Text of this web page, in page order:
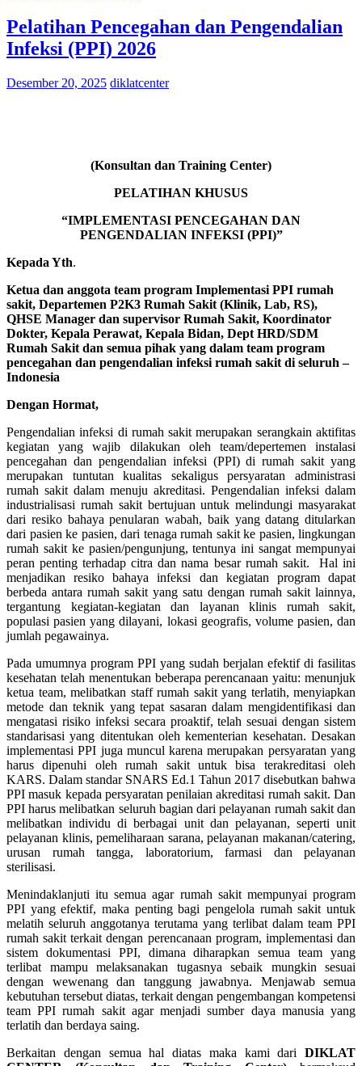
Pelatihan Pencegahan dan Pengendalian
Infeksi (PPI) 2026
Desember 20, 2025 diklatcenter
(Konsultan dan Training Center)
PELATIHAN KHUSUS
“IMPLEMENTASI PENCEGAHAN DAN
PENGENDALIAN INFEKSI (PPI)”
Kepada Yth.
Ketua dan anggota team program Implementasi PPI rumah
sakit, Departemen P2K3 Rumah Sakit (Klinik, Lab, RS),
QHSE Manager dan supervisor Rumah Sakit, Koordinator
Dokter, Kepala Perawat, Kepala Bidan, Dept HRD/SDM
Rumah Sakit dan semua pihak yang dalam team program
pencegahan dan pengendalian infeksi rumah sakit di seluruh –
Indonesia
Dengan Hormat,
Pengendalian infeksi di rumah sakit merupakan serangkain aktifitas
kegiatan yang wajib dilakukan oleh team/depertemen instalasi
pencegahan dan pengendalian infeksi (PPI) di rumah sakit yang
merupakan tuntutan kualitas sekaligus persyaratan administrasi
rumah sakit dalam menuju akreditasi. Pengendalian infeksi dalam
industrialisasi rumah sakit bertujuan untuk melindungi masyarakat
dari resiko bahaya penularan wabah, baik yang datang ditularkan
dari pasien ke pasien, dari tenaga rumah sakit ke pasien, lingkungan
rumah sakit ke pasien/pengunjung, tentunya ini sangat mempunyai
peran penting terhadap citra dan nama besar rumah sakit. Hal ini
menjadikan resiko bahaya infeksi dan kegiatan program dapat
berbeda antara rumah sakit yang satu dengan rumah sakit lainnya,
tergantung kegiatan-kegiatan dan layanan klinis rumah sakit,
populasi pasien yang dilayani, lokasi geografis, volume pasien, dan
jumlah pegawainya.
Pada umumnya program PPI yang sudah berjalan efektif di fasilitas
kesehatan telah menentukan beberapa perencanaan yaitu: menunjuk
ketua team, melibatkan staff rumah sakit yang terlatih, menyiapkan
metode dan teknik yang tepat sasaran dalam mengidentifikasi dan
mengatasi risiko infeksi secara proaktif, telah sesuai dengan sistem
standarisasi yang ditentukan oleh kementerian kesehatan. Desakan
implementasi PPI juga muncul karena merupakan persyaratan yang
harus dipenuhi oleh rumah sakit untuk bisa terakreditasi oleh
KARS. Dalam standar SNARS Ed.1 Tahun 2017 disebutkan bahwa
PPI masuk kepada persyaratan penilaian akreditasi rumah sakit. Dan
PPI harus melibatkan seluruh bagian dari pelayanan rumah sakit dan
melibatkan individu di berbagai unit dan pelayanan, seperti unit
pelayanan klinis, pemeliharaan sarana, pelayanan makanan/catering,
urusan rumah tangga, laboratorium, farmasi dan pelayanan
sterilisasi.
Menindaklanjuti itu semua agar rumah sakit mempunyai program
PPI yang efektif, maka penting bagi pengelola rumah sakit untuk
melatih seluruh anggotanya terutama yang terlibat dalam team PPI
rumah sakit terkait dengan perencanaan program, implementasi dan
sistem dokumentasi PPI, dimana diharapkan semua team yang
terlibat mampu melaksanakan tugasnya sebaik mungkin sesuai
dengan wewenang dan tanggung jawabnya. Menjawab semua
kebutuhan tersebut diatas, terkait dengan pengembangan kompetensi
team PPI rumah sakit agar menjadi sumber daya manusia yang
terlatih dan berdaya saing.
Berkaitan dengan semua hal diatas maka kami dari DIKLAT